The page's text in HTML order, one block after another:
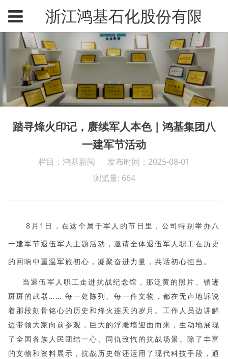
浙江鸿基石化股份有限公
踏寻烽火印记，赓续军人本色 | 鸿基集团八
一建军节活动
栏目：鸿基新闻
发布时间：2025-08-01
浏览量: 664
8月1日，在这个属于军人的节日里，公司特别举办八
一建军节退伍军人主题活动，邀请全体退伍军人职工在历史
的回响中重温军旅初心，凝聚奋进力量，共话初心担当。
当退伍军人职工走进抗战纪念馆，那泛黄的照片、锈迹
斑斑的武器…… 每一处陈列、每一件文物，都在无声地诉说
着那段刻骨铭心的历史和烽火连天的岁月。工作人员边讲解
边带领大家向前参观，巨大的浮雕墙迎面而来，生动地展现
了全国各族人民团结一心、同仇敌忾的抗战场景。除了丰富
的文物和资料展示，抗战历史馆还运用了现代科技手段，通